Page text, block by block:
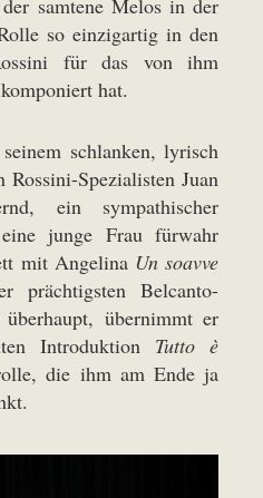
so einzigartig in den
für das von ihm
hat.
schlanken, lyrisch
Rossini-Spezialisten Juan
ein sympathischer
junge Frau fürwahr
mit Angelina Un soavve
prächtigsten Belcanto-
übernimmt er
Introduktion Tutto è
die ihm am Ende ja